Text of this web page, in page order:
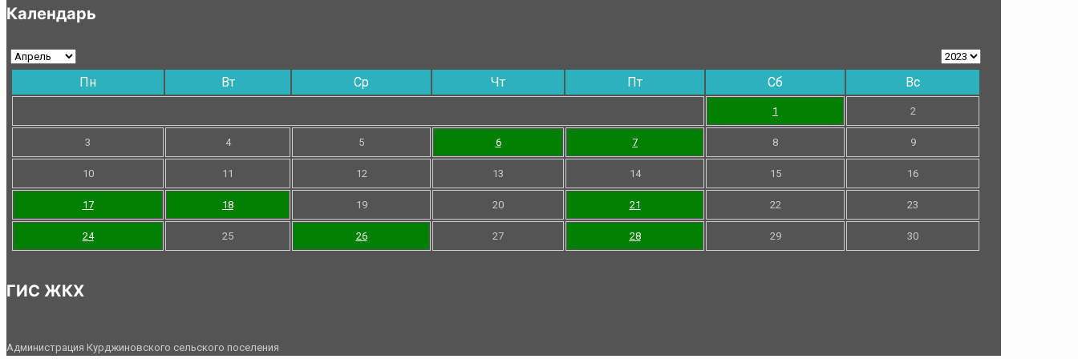
Календарь
Пн Вт Ср Чт Пт Сб Вс
1 2
3 4 5 6 7 8 9
10 11 12 13 14 15 16
17 18 19 20 21 22 23
24 25 26 27 28 29 30
ГИС ЖКХ
Администрация Курджиновского сельского поселения